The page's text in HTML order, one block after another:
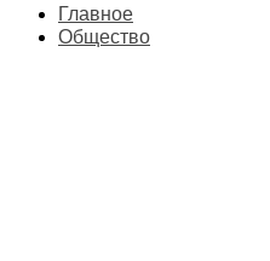
Главное
Общество